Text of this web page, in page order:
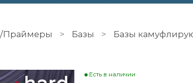
Праймеры Базы Базы
Есть в наличии